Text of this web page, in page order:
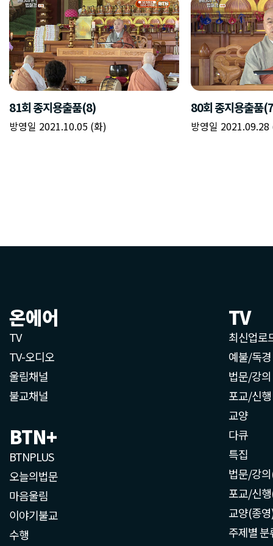
81회 종지용출품(8)
방영일 2021.10.05 (화)
80회 종지용출품
방영일 2021.09.28
온에어
TV
TV-오디오
울림채널
불교채널
BTN+
BTNPLUS
오늘의법문
마음울림
이야기불교
수행
TV
최신업로
예불/독경
법문/강의
포교/신행
교양
다큐
특집
법문/강
포교/신
교양(종
주제별 분